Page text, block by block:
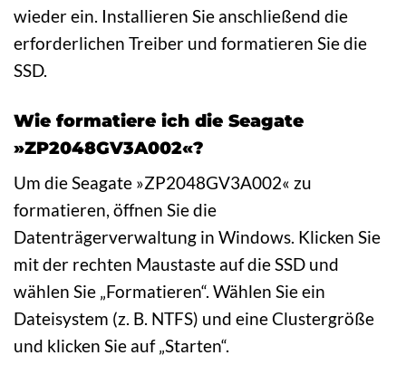
wieder ein. Installieren Sie anschließend die
erforderlichen Treiber und formatieren Sie die
SSD.
Wie formatiere ich die Seagate
»ZP2048GV3A002«?
Um die Seagate »ZP2048GV3A002« zu
formatieren, öffnen Sie die
Datenträgerverwaltung in Windows. Klicken Sie
mit der rechten Maustaste auf die SSD und
wählen Sie „Formatieren“. Wählen Sie ein
Dateisystem (z. B. NTFS) und eine Clustergröße
und klicken Sie auf „Starten“.